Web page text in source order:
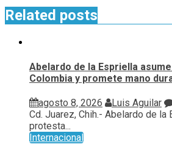
Related posts
Abelardo de la Espriella
Colombia y promete mano
agosto 8, 2026 Luis Aguilar
Cd. Juarez, Chih.- Abelardo de la
protesta...
Internacional